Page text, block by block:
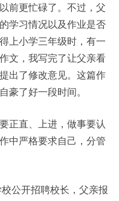
前更忙碌了。不过，父
学习情况以及作业是否
上小学三年级时，有一
文，我写完了让父亲看
出了修改意见。这篇作
豪了好一段时间。
正直、上进，做事要认
中严格要求自己，分管
公开招聘校长，父亲报